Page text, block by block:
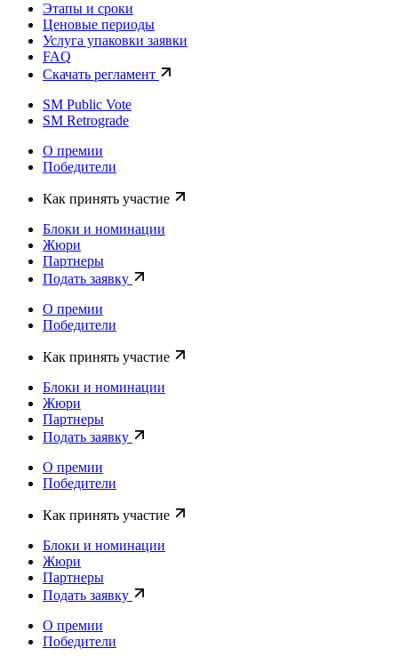
Этапы и сроки
Ценовые периоды
Услуга упаковки заявки
FAQ
Скачать регламент
SM Public Vote
SM Retrograde
О премии
Победители
Как принять участие
Блоки и номинации
Жюри
Партнеры
Подать заявку
О премии
Победители
Как принять участие
Блоки и номинации
Жюри
Партнеры
Подать заявку
О премии
Победители
Как принять участие
Блоки и номинации
Жюри
Партнеры
Подать заявку
О премии
Победители